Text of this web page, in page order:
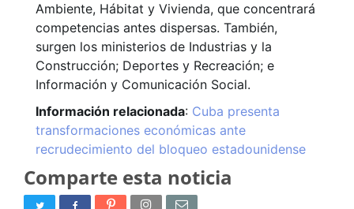
Ambiente, Hábitat y Vivienda, que concentrará
competencias antes dispersas. También,
surgen los ministerios de Industrias y la
Construcción; Deportes y Recreación; e
Información y Comunicación Social.
Información relacionada: Cuba presenta
transformaciones económicas ante
recrudecimiento del bloqueo estadounidense
Comparte esta noticia